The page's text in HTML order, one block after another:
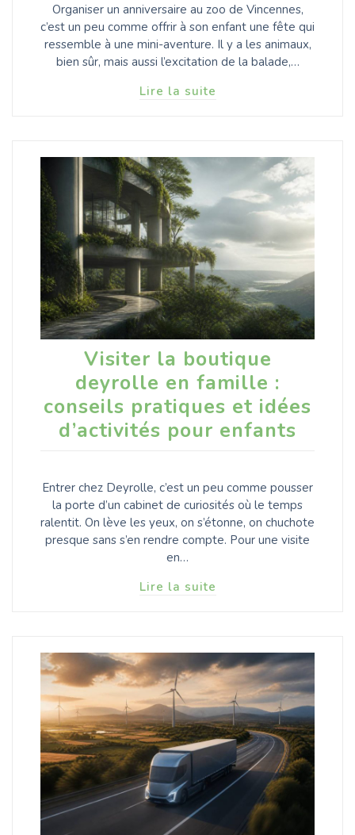
Organiser un anniversaire au zoo de Vincennes,
c’est un peu comme offrir à son enfant une fête qui
ressemble à une mini-aventure. Il y a les animaux,
bien sûr, mais aussi l’excitation de la balade,…
Lire la suite
Visiter la boutique
deyrolle en famille :
conseils pratiques et idées
d’activités pour enfants
Entrer chez Deyrolle, c’est un peu comme pousser
la porte d’un cabinet de curiosités où le temps
ralentit. On lève les yeux, on s’étonne, on chuchote
presque sans s’en rendre compte. Pour une visite
en…
Lire la suite